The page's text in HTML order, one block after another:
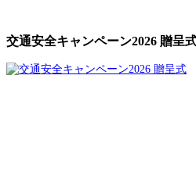
交通安全キャンペーン2026 贈呈